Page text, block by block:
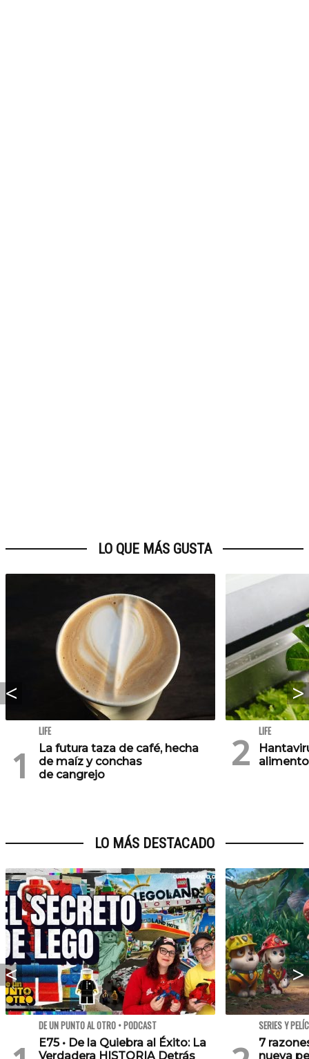
LO QUE MÁS GUSTA
LIFE
La futura taza de café, hecha
de maíz y conchas
de cangrejo
LIFE
LO MÁS DESTACADO
DE UN PUNTO AL OTRO • PODCAST
E75 • De la Quiebra al Éxito: La
Verdadera HISTORIA Detrás
SERIES Y
7
nueva